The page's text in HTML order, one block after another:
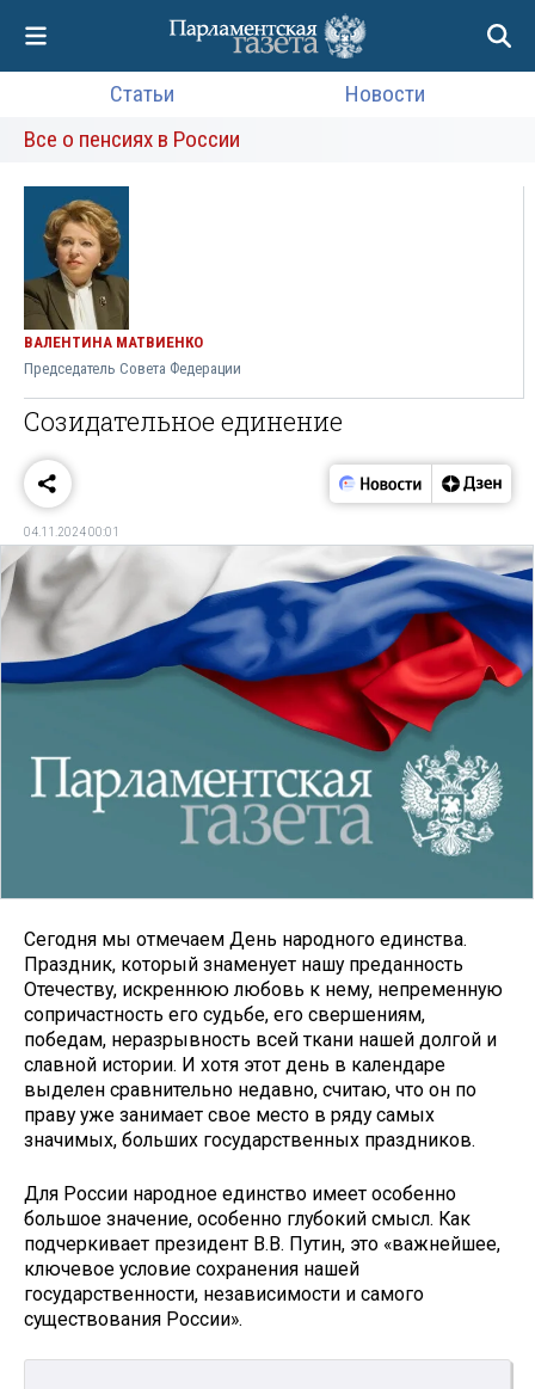
Статьи
Новости
Все о пенсиях в России
ВАЛЕНТИНА МАТВИЕНКО
Председатель Совета Федерации
Созидательное единение
04.11.2024 00:01
Сегодня мы отмечаем День народного единства.
Праздник, который знаменует нашу преданность
Отечеству, искреннюю любовь к нему, непременную
сопричастность его судьбе, его свершениям,
победам, неразрывность всей ткани нашей долгой и
славной истории. И хотя этот день в календаре
выделен сравнительно недавно, считаю, что он по
праву уже занимает свое место в ряду самых
значимых, больших государственных праздников.
Для России народное единство имеет особенно
большое значение, особенно глубокий смысл. Как
подчеркивает президент В.В. Путин, это «важнейшее,
ключевое условие сохранения нашей
государственности, независимости и самого
существования России».